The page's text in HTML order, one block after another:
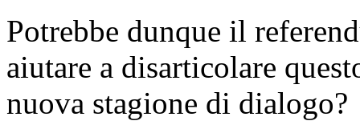
Potrebbe dunque il
aiutare a disarticolare
nuova stagione di dialogo?